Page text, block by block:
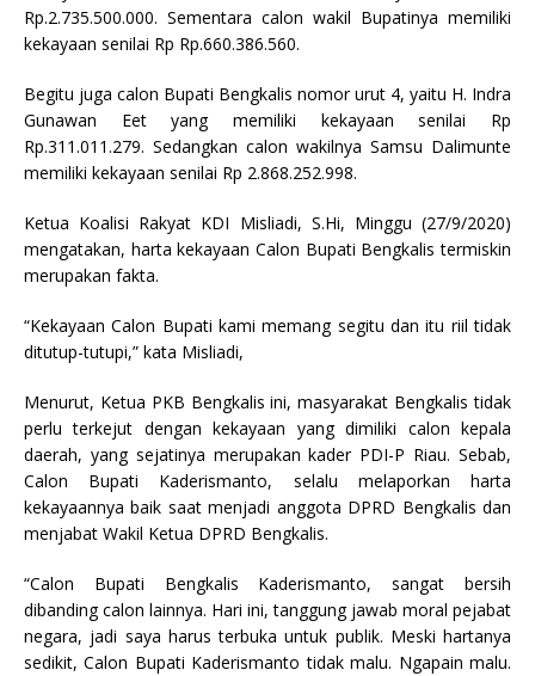
Rp.2.735.500.000. Sementara calon wakil Bupatinya memiliki
kekayaan senilai Rp Rp.660.386.560.
Begitu juga calon Bupati Bengkalis nomor urut 4, yaitu H. Indra
Gunawan Eet yang memiliki kekayaan senilai Rp
Rp.311.011.279. Sedangkan calon wakilnya Samsu Dalimunte
memiliki kekayaan senilai Rp 2.868.252.998.
Ketua Koalisi Rakyat KDI Misliadi, S.Hi, Minggu (27/9/2020)
mengatakan, harta kekayaan Calon Bupati Bengkalis termiskin
merupakan fakta.
“Kekayaan Calon Bupati kami memang segitu dan itu riil tidak
ditutup-tutupi,” kata Misliadi,
Menurut, Ketua PKB Bengkalis ini, masyarakat Bengkalis tidak
perlu terkejut dengan kekayaan yang dimiliki calon kepala
daerah, yang sejatinya merupakan kader PDI-P Riau. Sebab,
Calon Bupati Kaderismanto, selalu melaporkan harta
kekayaannya baik saat menjadi anggota DPRD Bengkalis dan
menjabat Wakil Ketua DPRD Bengkalis.
“Calon Bupati Bengkalis Kaderismanto, sangat bersih
dibanding calon lainnya. Hari ini, tanggung jawab moral pejabat
negara, jadi saya harus terbuka untuk publik. Meski hartanya
sedikit, Calon Bupati Kaderismanto tidak malu. Ngapain malu.